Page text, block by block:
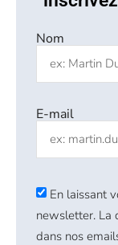
Nom
E-mail
En laissant
newsletter. La
dans nos